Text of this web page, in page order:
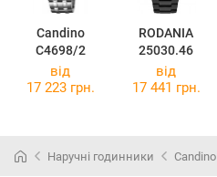
Candino
C4698/2
RODANIA
25030.46
від
17 223 грн.
від
17 441 грн.
Наручні годинники Candino